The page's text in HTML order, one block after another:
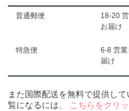
普通郵便
18-20
お届け
特急便
6-8 営
届け
また国際配送を無料で提供し
覧になるには、 こちらをクリ